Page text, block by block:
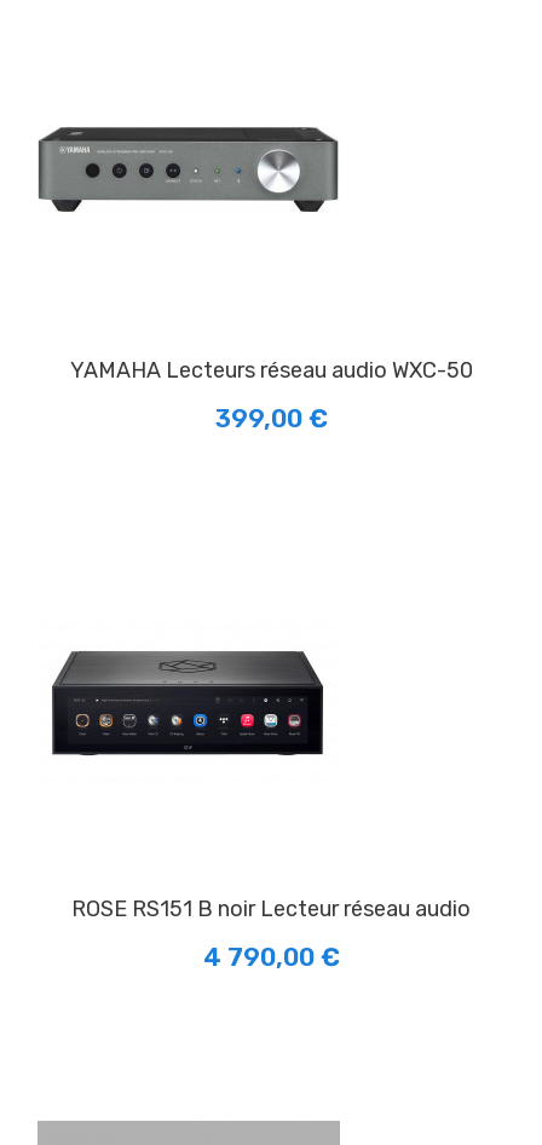
YAMAHA Lecteurs réseau audio WXC-50
399,00 €
ROSE RS151 B noir Lecteur réseau audio
4 790,00 €